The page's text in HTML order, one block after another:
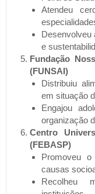
Atendeu
Desenvolveu
e
Fundação
(FUNSAI)
Distribuiu
em situação
Engajou
organização
Centro
(FEBASP)
Promoveu
causas
Recolheu